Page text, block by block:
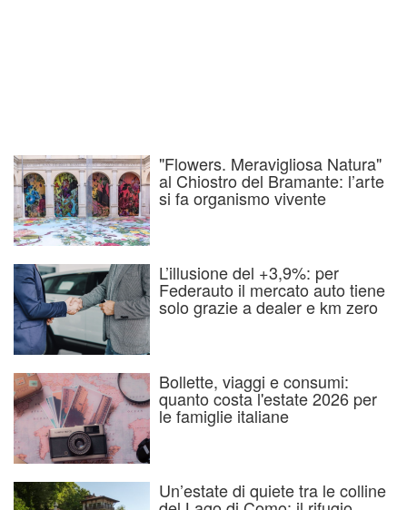
"Flowers. Meravigliosa Natura"
al Chiostro del Bramante: l’arte
si fa organismo vivente
L’illusione del +3,9%: per
Federauto il mercato auto tiene
solo grazie a dealer e km zero
Bollette, viaggi e consumi:
quanto costa l'estate 2026 per
le famiglie italiane
Un’estate di quiete tra le colline